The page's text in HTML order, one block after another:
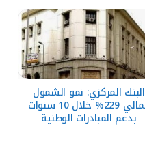
البنك المركزي: نمو الشمول
المالي 229% خلال 10 سنوات
بدعم المبادرات الوطنية